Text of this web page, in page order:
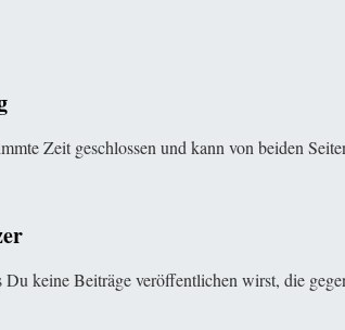
Zeit geschlossen und kann von beiden
keine Beiträge veröffentlichen wirst, die